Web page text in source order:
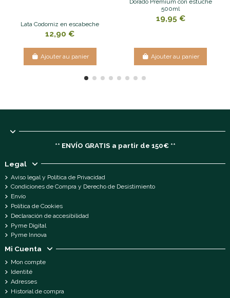
Lata Codorniz en escabeche
12,90 €
Ajouter au panier
Dorado Premium con estuche
500ml
19,95 €
Ajouter au panier
** ENVÍO GRATIS a partir de 150€ **
Legal
Aviso legal y Política de Privacidad
Condiciones de Compra y Derecho de Desistimiento
Envío
Política de Cookies
Declaración de accesibilidad
Pyme Digital
Pyme Innova
Mi Cuenta
Mon compte
Identité
Adresses
Historial de compra